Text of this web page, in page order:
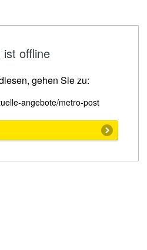
ist offline
gehen Sie zu:
angebote/metro-post